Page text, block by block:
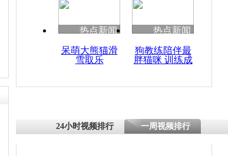
热点新闻
呆萌大熊猫滑
雪取乐
热点新闻
狗教练陪伴最
胖猫咪 训练成
24小时视频排行 一周视频排行